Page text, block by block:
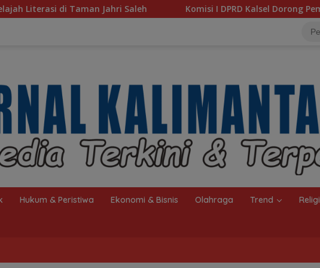
Komisi I DPRD Kalsel Dorong Pembenahan AMKS Hasanuddin
Hukum & Peristiwa Ekonomi & Bisnis Olahraga Trend Religi